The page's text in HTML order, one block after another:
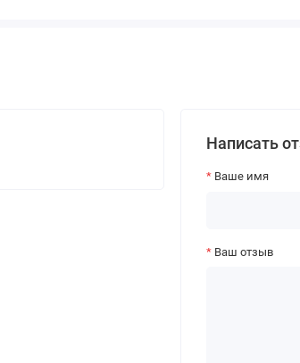
Написать
Ваше имя
Ваш отзыв